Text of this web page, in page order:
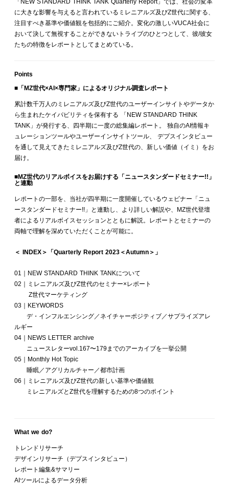
に大きな影響を与えると言われているミレニアルズ及びZ世代に関する、
注目すべき基準や価値観を包括的にご紹介。変化の激しいVUCA社会に
おいて決して無視することができないトライブのひとつとして、彼/彼女
たちの特徴をレポートとしてまとめている。
Points
■ 「MZ世代×AI×専門家」によるオリジナル調査レポート
累計数千万人のミレニアルズ及びZ世代のユーザーインサイトやデータか
ら生まれたケイパビリティを保有する 「NEW STANDARD THINK
TANK」が発行する、四半期に一度の総集編レポート。 独自のAI情報キ
ュレーションツールやユーザーインサイトツール、 デプスインタビュー
を通して見えてきたミレニアルズ及びZ世代の、新しい価値（イミ）をお
届け。
■MZ世代のリアルボイスをお届けする「ニュースタンダードセミナー!!」
と連動
レポートの一部を、当社が四半期に一度開催しているウェビナー「ニュ
ースタンダードセミナー!!」と連動し、より詳しい解説や、MZ世代登壇
者によるリアルボイスセッションとともに解説。レポートとセミナーの
両軸で理解を深めていただくことが可能に。
＜ INDEX＞「Quarterly Report 2023＜Autumn＞」
01｜NEW STANDARD THINK TANKについて
02｜ミレニアルズ及びZ世代のセミナー×レポート
Z世代マーケティング
03｜KEYWORDS
デ・インフルエンシング／ネイチャーポジティブ／サプライズアレ
ルギー
04｜NEWS LETTER archive
ニュースレターvol.167〜179までのアーカイブを一挙公開
05｜Monthly Hot Topic
睡眠／アグリカルチャー／都市計画
06｜ミレニアルズ及びZ世代の新しい基準や価値観
ミレニアルズとZ世代を理解するための8つのポイント
What we do?
トレンドリサーチ
デザインリサーチ（デプスインタビュー）
レポート編集&サマリー
AIツールによるデータ分析